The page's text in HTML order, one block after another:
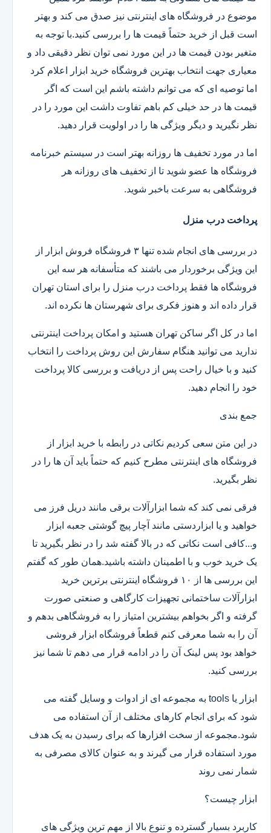
موضوع در فروشگاه های اینترنتی نیز صدق می کند و بهتر
است قبل از خرید حتماً قیمت ها را بررسی کنید.با توجه به
متغیر بودن قیمت ها در این مورد نمی توان نظر دقیقی داد و
معیاری جهت انتخاب بهترین فروشگاه خرید ابزار اعلام کرد
اما توصیه ای که می توانم داشته باشم این است که اگر
قیمت ها در حد خیلی کم باهم تفاوت داشت این مورد را در
نظر نگیرید و دیگر ویژگی ها را در اولویت قرار دهید.
اما در مورد تخفیف ها روزانه بهتر است در سیستم خبرنامه
فروشگاه ها عضو شوید تا از تخفیف های روزانه هر
فروشگاهی به سرعت باخبر شوید.
پرداخت درب منزل
در بررسی های انجام شده تنها ۳ فروشگاه فروش ابزار از
این ویژگی برخوردار می باشند که متأسفانه هر سه این
فروشگاه ها فقط پرداخت درب منزل را برای استان تهران
قرار داده اند و هنوز فکری برای شهرستان ها نکرده اند.
اما در کل اگر ساکن تهران هستید و امکان پرداخت اینترنتی
ندارید می توانید هنگام سفارش این روش پرداخت را انتخاب
کنید و با خیال راحت پس از دریافت و بررسی کالا پرداخت
خود را انجام دهید.
جمع بندی
در این متن سعی کردیم نکاتی در رابطه با خرید ابزار از
فروشگاه های اینترنتی مطرح کنیم که حتماً باید آن ها را در
نظر بگیرید.
فرقی نمی کند که شما ابزارآلات برقی مانند دریل فرز می
خواهید و یا ابزاردستی مانند آچار پیچ گوشتی جعبه ابزار
و...کافی است نکاتی که در بالا گفته شد را در نظر بگیرید تا
یک خرید خوب و با اطمینان داشته باشید.همان طور که گفتم
این بررسی ها از ۱۰ فروشگاه اینترنتی برترین خرید
ابزارآلات ساختمانی تجهیزات کارگاهی و صنعتی صورت
گرفته و اگر بخواهم بیشترین امتیاز را به فروشگاهی بدهم و
آن را به شما معرفی کنم قطعاً فروشگاه ابزار فروشی
خواهد بود پس لینک آن را در ادامه قرار می دهم تا شما نیز
بررسی کنید.
ابزار یا tools به مجموعه ای از ادوات و وسایل گفته می
شود که برای انجام کارهای مختلف از آن استفاده می
شود.مجموعه از سخت افزارها که برای رسیدن به یک هدف
مورد استفاده قرار می گیرند و به عنوان کالای مصرفی به
شمار نمی روند
ابزار چیست؟
کاربرد بسیار گسترده و تنوع بالا از مهم ترین ویژگی های